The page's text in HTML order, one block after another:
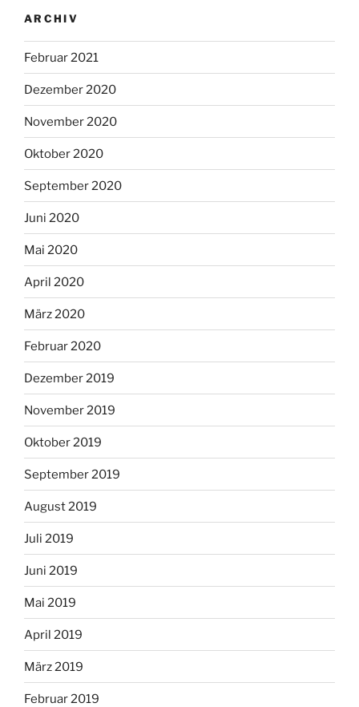
ARCHIV
Februar 2021
Dezember 2020
November 2020
Oktober 2020
September 2020
Juni 2020
Mai 2020
April 2020
März 2020
Februar 2020
Dezember 2019
November 2019
Oktober 2019
September 2019
August 2019
Juli 2019
Juni 2019
Mai 2019
April 2019
März 2019
Februar 2019